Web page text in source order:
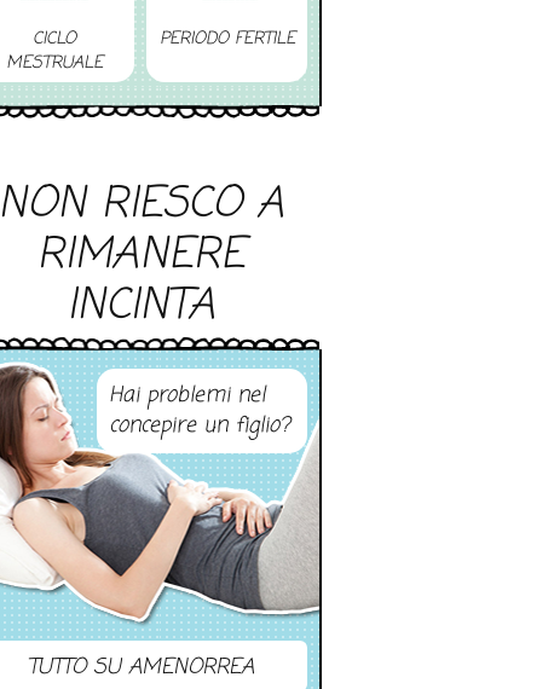
CICLO
MESTRUALE
PERIODO FERTILE
NON RIESCO A
RIMANERE
INCINTA
Hai problemi nel
concepire un figlio?
TUTTO SU AMENORREA